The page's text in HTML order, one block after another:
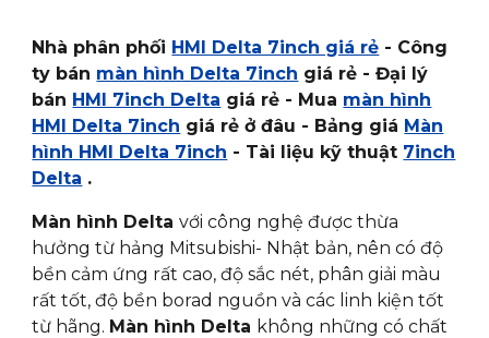
Nhà phân phối HMI Delta 7inch giá rẻ - Công
ty bán màn hình Delta 7inch giá rẻ - Đại lý
bán HMI 7inch Delta giá rẻ - Mua màn hình
HMI Delta 7inch giá rẻ ở đâu - Bảng giá Màn
hình HMI Delta 7inch - Tài liệu kỹ thuật 7inch
Delta .
Màn hình Deltavới công nghệ được thừa
hưởng từ hảng Mitsubishi- Nhật bản, nên có độ
bền cảm ứng rất cao, độ sắc nét, phân giải màu
rất tốt, độ bền borad nguồn và các linh kiện tốt
từ hãng. Màn hình Delta không những có chất